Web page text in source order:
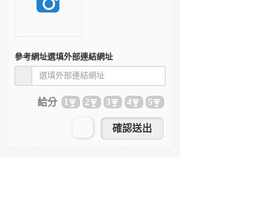
參考網址選填外部連結網址
給分 1 2 3 4 5